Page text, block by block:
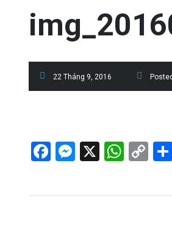
22 Tháng 9, 2016
Facebook
Messenger
X